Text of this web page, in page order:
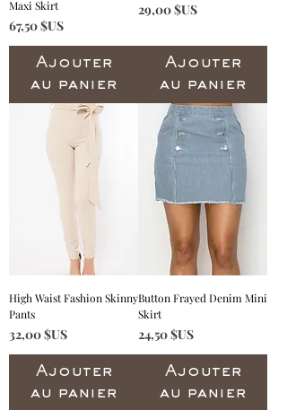
Maxi Skirt
Prix
67,50 $US
Ajouter
au panier
Prix
29,00 $US
Ajouter
au panier
High Waist Fashion Skinny
Pants
Prix
32,00 $US
Ajouter
au panier
Button Frayed Denim Mini
Skirt
Prix
24,50 $US
Ajouter
au panier